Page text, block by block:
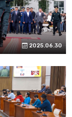
2025.06.30